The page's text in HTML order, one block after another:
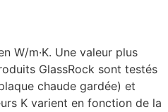
W/m·K. Une valeur plus
GlassRock sont testés
chaude gardée) et
K varient en fonction de la